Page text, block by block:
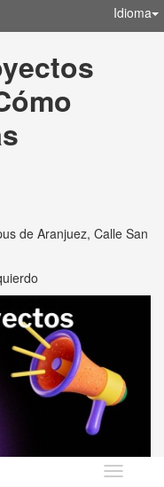
Idioma
de Aranjuez, Calle San
Idioma